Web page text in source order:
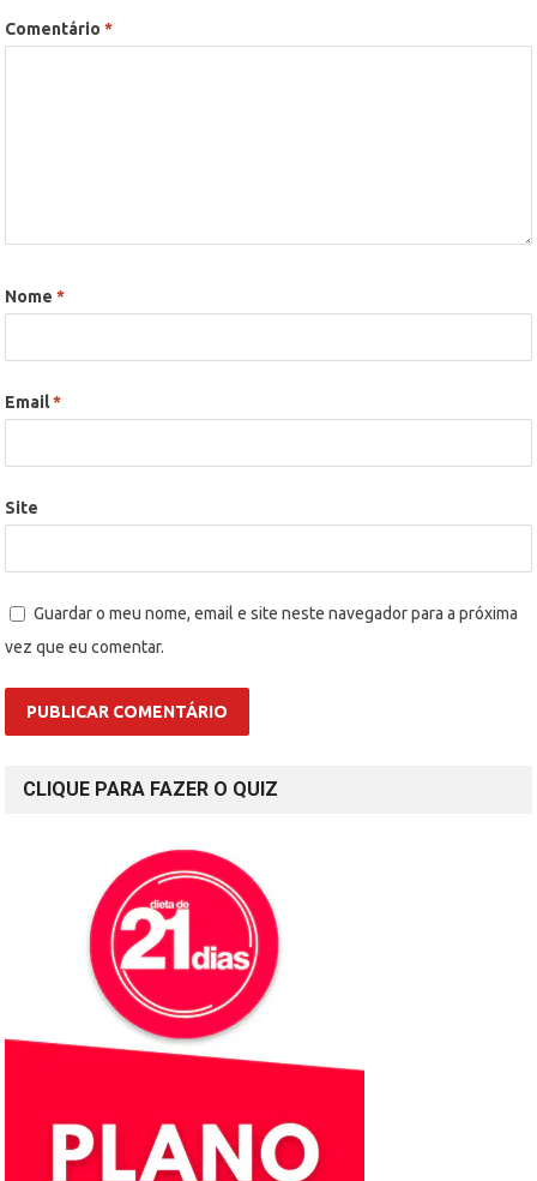
Comentário*
Nome*
Email*
Site
Guardar o meu nome, email e site neste navegador para a próxima
vez que eu comentar.
CLIQUE PARA FAZER O QUIZ